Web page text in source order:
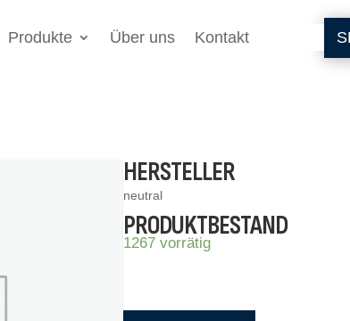
Produkte Über uns Kontakt
HERSTELLER
neutral
PRODUKTBESTAND
1267 vorrätig